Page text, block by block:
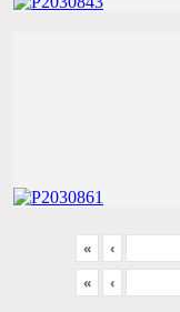
« ‹
«
‹